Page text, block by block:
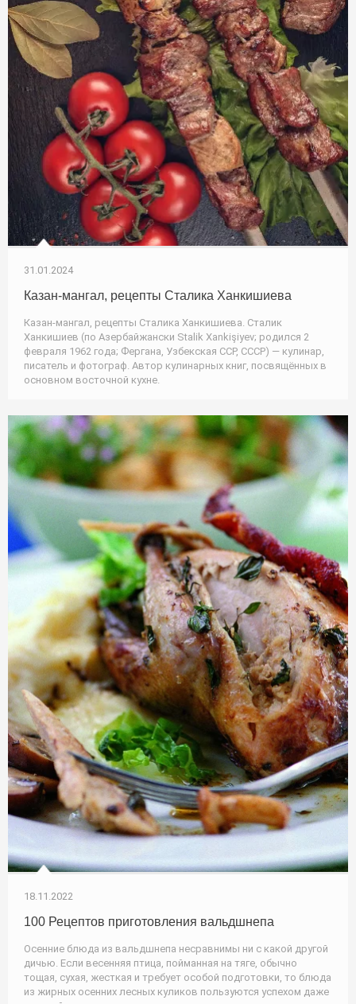
31.01.2024
Казан-мангал, рецепты Сталика Ханкишиева
Казан-мангал, рецепты Сталика Ханкишиева. Сталик
Ханкишиев (по Азербайжански Stalik Xankişiyev; родился 2
февраля 1962 года; Фергана, Узбекская ССР, СССР) — кулинар,
писатель и фотограф. Автор кулинарных книг, посвящённых в
основном восточной кухне.
18.11.2022
100 Рецептов приготовления вальдшнепа
Осенние блюда из вальдшнепа несравнимы ни с какой другой
дичью. Если весенняя птица, пойманная на тяге, обычно
тощая, сухая, жесткая и требует особой подготовки, то блюда
из жирных осенних лесных куликов пользуются успехом даже